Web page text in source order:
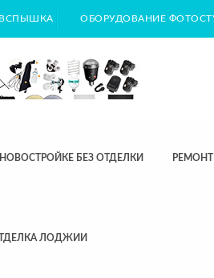
ОБОРУДОВАНИЕ
БЕЗ ОТДЕЛКИ
ЛОДЖИИ